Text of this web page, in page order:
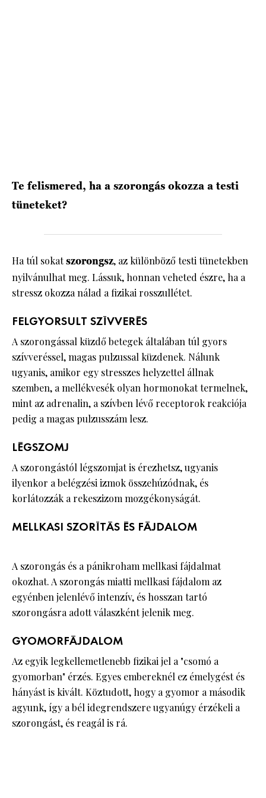
Te felismered, ha a szorongás okozza a testi
tüneteket?
Ha túl sokatszorongsz, az különböző testi tünetekben
nyilvánulhat meg. Lássuk, honnan veheted észre, ha a
stressz okozza nálad a fizikai rosszullétet.
FELGYORSULT SZÍVVERÉS
A szorongással küzdő betegek általában túl gyors
szívveréssel, magas pulzussal küzdenek. Nálunk
ugyanis, amikor egy stresszes helyzettel állnak
szemben, a mellékvesék olyan hormonokat termelnek,
mint az adrenalin, a szívben lévő receptorok reakciója
pedig a magas pulzusszám lesz.
LÉGSZOMJ
A szorongástól légszomjat is érezhetsz, ugyanis
ilyenkor a belégzési izmok összehúzódnak, és
korlátozzák a rekeszizom mozgékonyságát.
MELLKASI SZORÍTÁS ÉS FÁJDALOM
A szorongás és a pánikroham mellkasi fájdalmat
okozhat. A szorongás miatti mellkasi fájdalom az
egyénben jelenlévő intenzív, és hosszan tartó
szorongásra adott válaszként jelenik meg.
GYOMORFÁJDALOM
Az egyik legkellemetlenebb fizikai jel a "csomó a
gyomorban" érzés. Egyes embereknél ez émelygést és
hányást is kivált. Köztudott, hogy a gyomor a második
agyunk, így a bél idegrendszere ugyanúgy érzékeli a
szorongást, és reagál is rá.